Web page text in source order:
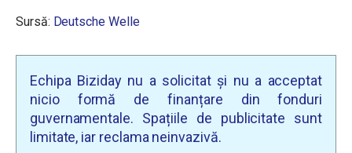
Sursă: Deutsche Welle
Echipa Biziday nu a solicitat și nu a acceptat
nicio formă de finanțare din fonduri
guvernamentale. Spațiile de publicitate sunt
limitate, iar reclama neinvazivă.